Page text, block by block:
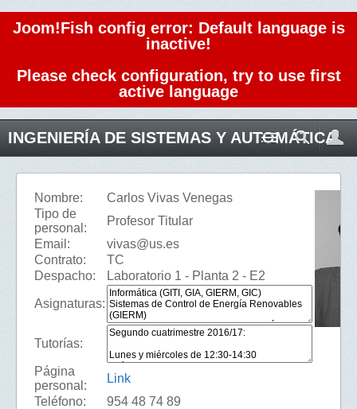
Joom!Fish config error: Default language is
inactive!
Please check configuration, try to use first
active language
INGENIERÍA DE SISTEMAS Y AUTOMÁTICA
Nombre:
Carlos Vivas Venegas
Tipo de
personal:
Profesor Titular
Email:
vivas@us.es
Contrato:
TC
Despacho:
Laboratorio 1 - Planta 2 - E2
Asignaturas:
Tutorías:
Página
personal:
Link
Teléfono:
954 48 74 89